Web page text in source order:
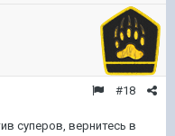
#18
суперов, вернитесь в